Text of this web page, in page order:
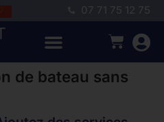
07 71 75 12 75
de bateau sans